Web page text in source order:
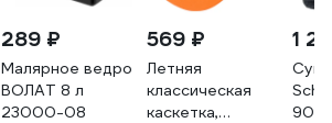
289 ₽
Малярное ведро
ВОЛАТ 8 л
23000-08
569 ₽
Летняя
классическая
каскетка,
1